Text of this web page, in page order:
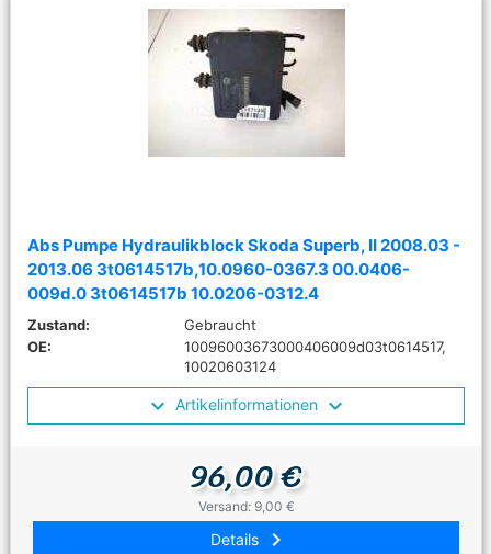
Abs Pumpe Hydraulikblock Skoda Superb, II 2008.03 -
2013.06 3t0614517b,10.0960-0367.3 00.0406-
009d.0 3t0614517b 10.0206-0312.4
Zustand:
Gebraucht
OE:
10096003673000406009d03t0614517,
10020603124
Artikelinformationen
96,00 €
Versand: 9,00 €
Details keyboard_arrow_right